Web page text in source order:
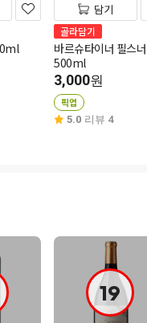
담기
골라담기
바르슈타이너 필스너
500ml
3,000원
픽업
5.0 리뷰 4
19